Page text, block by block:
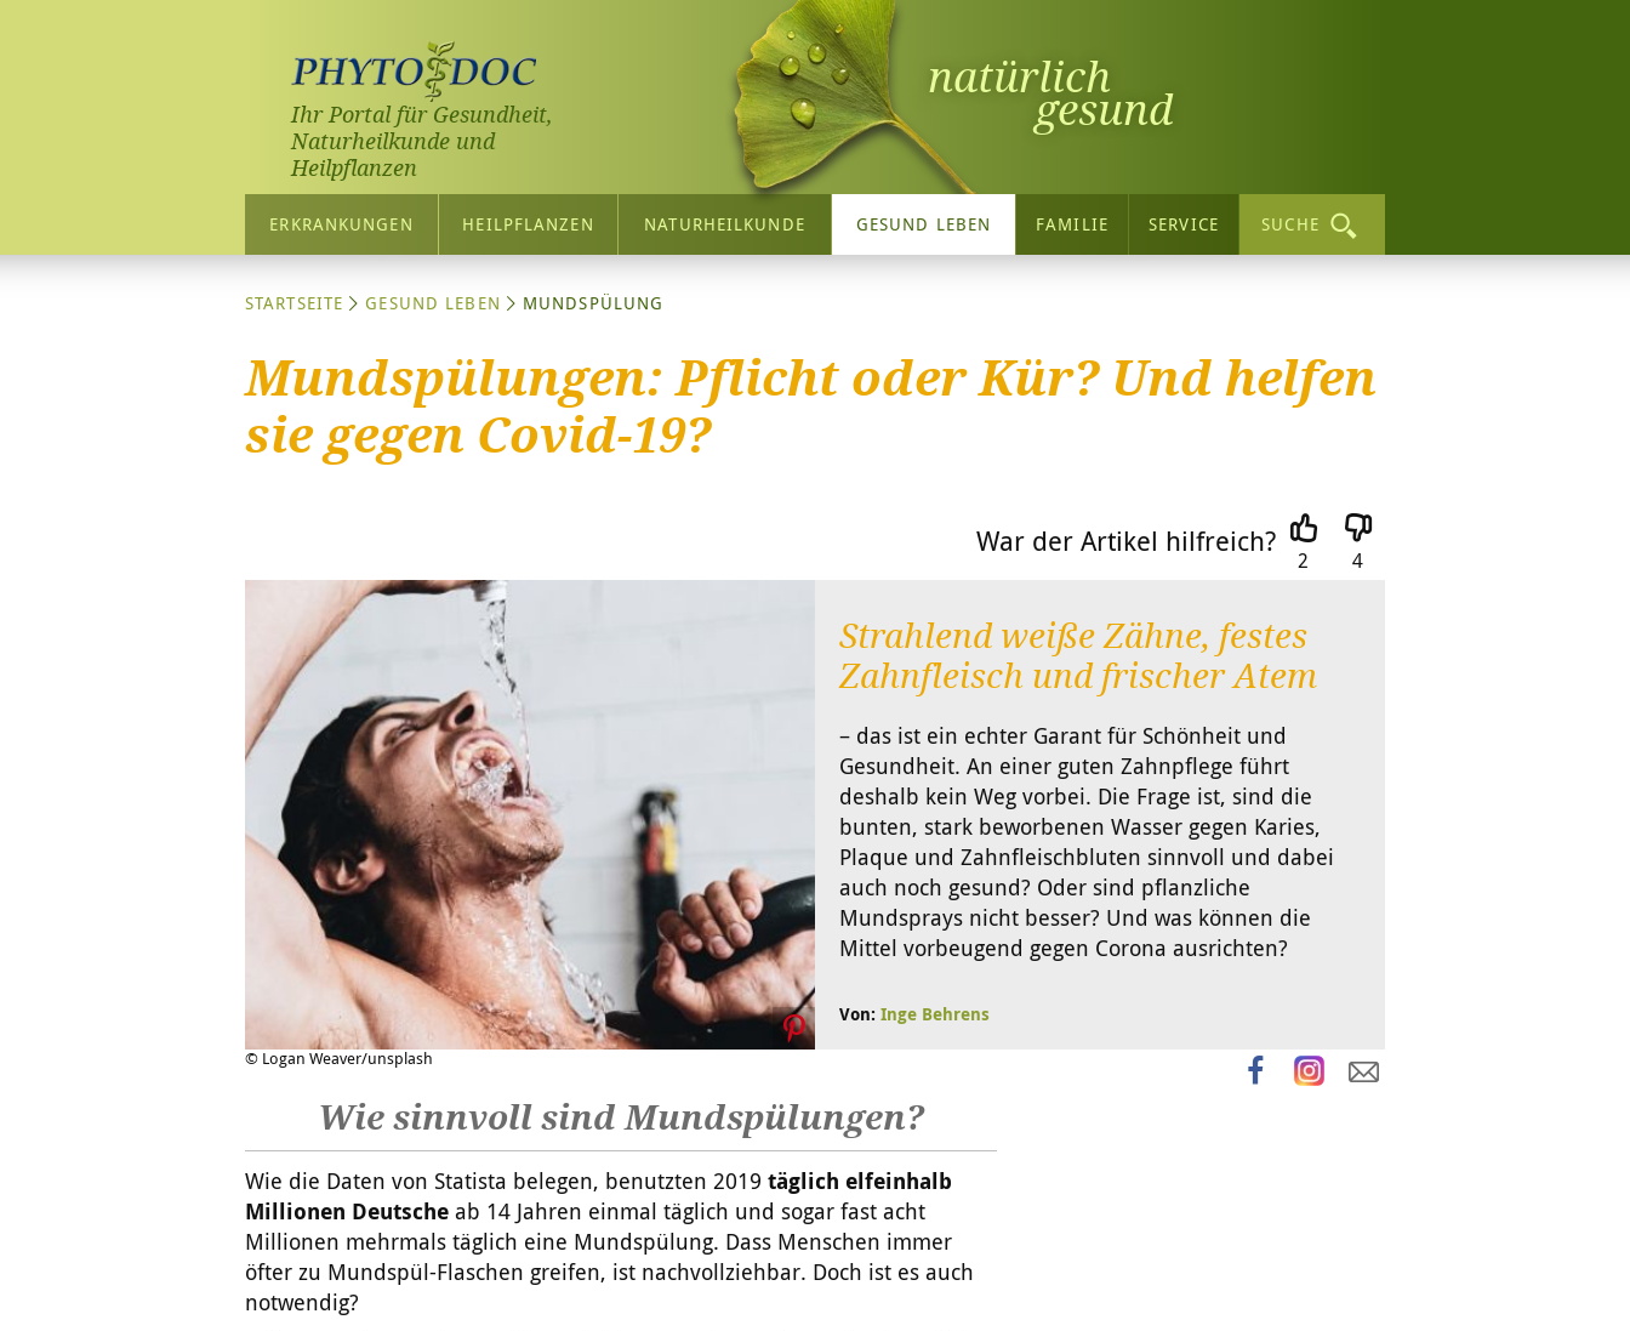
Ihr Portal für Gesundheit,
Naturheilkunde und
Heilpflanzen
natürlich
gesund
ERKRANKUNGEN HEILPFLANZEN NATURHEILKUNDE GESUND LEBEN FAMILIE SERVICE SUCHE
STARTSEITE GESUND LEBEN MUNDSPÜLUNG
Mundspülungen: Pflicht oder Kür? Und helfen
sie gegen Covid-19?
War der Artikel hilfreich?
2 4
© Logan Weaver/unsplash
Strahlend weiße Zähne, festes
Zahnfleisch und frischer Atem
– das ist ein echter Garant für Schönheit und
Gesundheit. An einer guten Zahnpflege führt
deshalb kein Weg vorbei. Die Frage ist, sind die
bunten, stark beworbenen Wasser gegen Karies,
Plaque und Zahnfleischbluten sinnvoll und dabei
auch noch gesund? Oder sind pflanzliche
Mundsprays nicht besser? Und was können die
Mittel vorbeugend gegen Corona ausrichten?
Von: Inge Behrens
Wie sinnvoll sind Mundspülungen?
Wie die Daten von Statista belegen, benutzten 2019 täglich elfeinhalb
Millionen Deutsche ab 14 Jahren einmal täglich und sogar fast acht
Millionen mehrmals täglich eine Mundspülung. Dass Menschen immer
öfter zu Mundspül-Flaschen greifen, ist nachvollziehbar. Doch ist es auch
notwendig?